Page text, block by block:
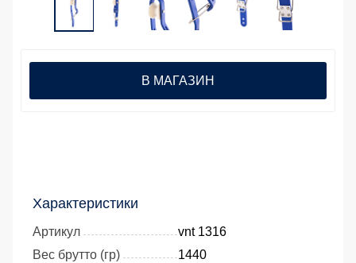
Характеристики
Артикул
vnt 1316
Вес брутто (гр)
1440
В МАГАЗИН